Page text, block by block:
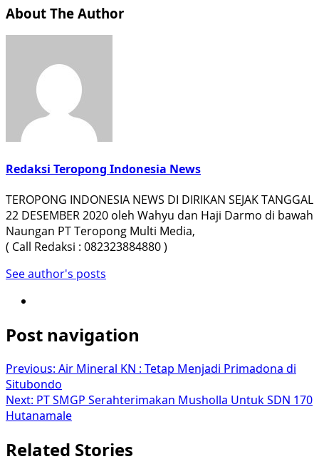
About The Author
Redaksi Teropong Indonesia News
TEROPONG INDONESIA NEWS DI DIRIKAN SEJAK TANGGAL
22 DESEMBER 2020 oleh Wahyu dan Haji Darmo di bawah
Naungan PT Teropong Multi Media,
( Call Redaksi : 082323884880 )
See author's posts
Post navigation
Previous: Air Mineral KN : Tetap Menjadi Primadona di
Situbondo
Next: PT SMGP Serahterimakan Musholla Untuk SDN 170
Hutanamale
Related Stories